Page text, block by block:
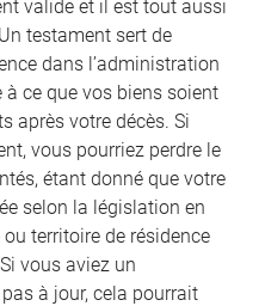
valide et il est tout aussi
testament sert de
dans l’administration
ce que vos biens soient
après votre décès. Si
vous pourriez perdre le
étant donné que votre
selon la législation en
territoire de résidence
vous aviez un
à jour, cela pourrait